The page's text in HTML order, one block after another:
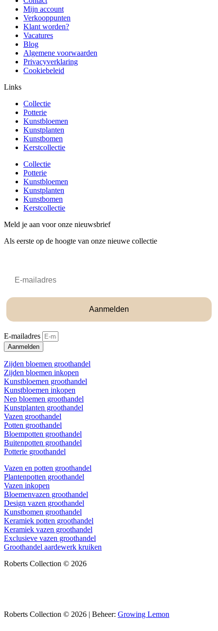
Mijn account
Verkooppunten
Klant worden?
Vacatures
Blog
Algemene voorwaarden
Privacyverklaring
Cookiebeleid
Links
Collectie
Potterie
Kunstbloemen
Kunstplanten
Kunstbomen
Kerstcollectie
Collectie
Potterie
Kunstbloemen
Kunstplanten
Kunstbomen
Kerstcollectie
Meld je aan voor onze nieuwsbrief
Als eerste op de hoogte van onze nieuwe collectie
Aanmelden
E-mailadres
Aanmelden
Zijden bloemen groothandel
Zijden bloemen inkopen
Kunstbloemen groothandel
Kunstbloemen inkopen
Nep bloemen groothandel
Kunstplanten groothandel
Vazen groothandel
Potten groothandel
Bloempotten groothandel
Buitenpotten groothandel
Potterie groothandel
Vazen en potten groothandel
Plantenpotten groothandel
Vazen inkopen
Bloemenvazen groothandel
Design vazen groothandel
Kunstbomen groothandel
Keramiek potten groothandel
Keramiek vazen groothandel
Exclusieve vazen groothandel
Groothandel aardewerk kruiken
Roberts Collection © 2026
Roberts Collection © 2026 | Beheer: Growing Lemon